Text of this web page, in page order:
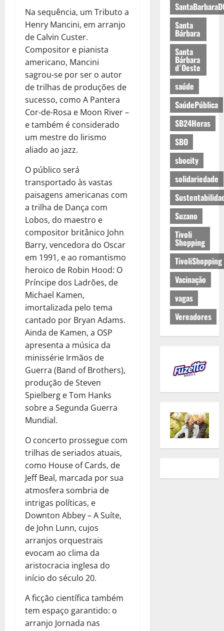
Na sequência, um Tributo a
Henry Mancini, em arranjo
de Calvin Custer.
Compositor e pianista
americano, Mancini
sagrou-se por ser o autor
de trilhas de produções de
sucesso, como A Pantera
Cor-de-Rosa e Moon River –
e também é considerado
um mestre do lirismo
aliado ao jazz.
O público será
transportado às vastas
paisagens americanas com
a trilha de Dança com
Lobos, do maestro e
compositor britânico John
Barry, vencedora do Oscar
em 1991, e ao romantismo
heroico de Robin Hood: O
Príncipe dos Ladrões, de
Michael Kamen,
imortalizada pelo tema
cantado por Bryan Adams.
Ainda de Kamen, a OSP
apresenta a música da
minissérie Irmãos de
Guerra (Band of Brothers),
produção de Steven
Spielberg e Tom Hanks
sobre a Segunda Guerra
Mundial.
O concerto prossegue com
trilhas de seriados atuais,
como House of Cards, de
Jeff Beal, marcada por sua
atmosfera sombria de
intrigas políticas, e
Downton Abbey – A Suíte,
de John Lunn, cujos
arranjos orquestrais
evocam ao clima da
aristocracia inglesa do
início do século 20.
A ficção científica também
tem espaço garantido: o
arranjo Jornada nas
Santa
Bárbara
Santa
Bárbara
d´Oeste
saúde
SaúdePública
SB24Horas
SBO
sbocity
solidariedade
Suzano
Tivoli
Shopping
TivoliShopping
Vacinação
vagas
Vereadores